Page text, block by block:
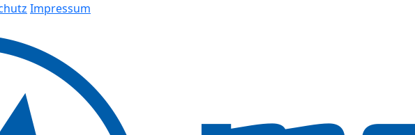
Impressum